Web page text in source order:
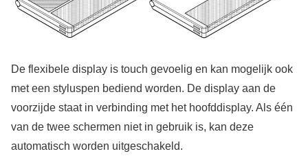
De flexibele display is touch gevoelig en kan mogelijk ook
met een styluspen bediend worden. De display aan de
voorzijde staat in verbinding met het hoofddisplay. Als één
van de twee schermen niet in gebruik is, kan deze
automatisch worden uitgeschakeld.